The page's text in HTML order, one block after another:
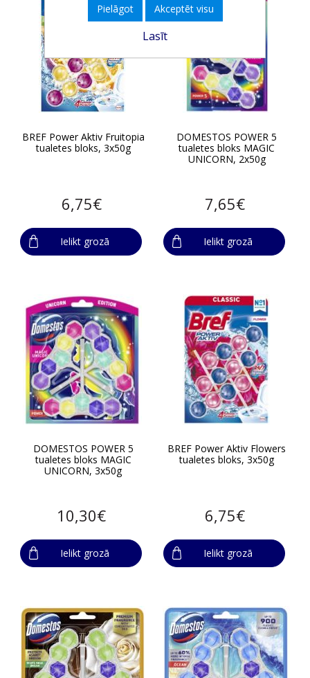
BREF Power Aktiv Fruitopia
tualetes bloks, 3x50g
6,75€
Ielikt grozā
DOMESTOS POWER 5
tualetes bloks MAGIC
UNICORN, 2x50g
7,65€
Ielikt grozā
DOMESTOS POWER 5
tualetes bloks MAGIC
UNICORN, 3x50g
10,30€
Ielikt grozā
BREF Power Aktiv Flowers
tualetes bloks, 3x50g
6,75€
Ielikt grozā
Pielāgot Akceptēt visu
Lasīt